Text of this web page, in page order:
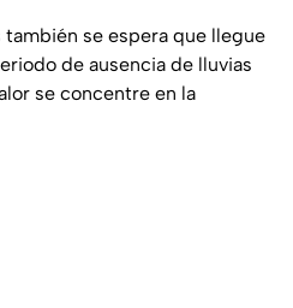
se espera que llegue
de ausencia de lluvias
se concentre en la